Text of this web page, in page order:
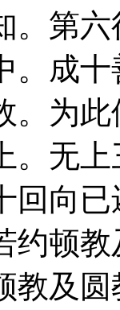
。第
。成
。为
。无
回向
约顿
教及